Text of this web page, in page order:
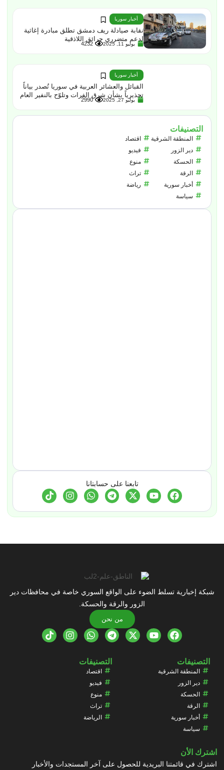
أخبار سوريا
نقابة صيادلة ريف دمشق تطلق مبادرة إغاثية
لدعم متضرري حرائق اللاذقية
يوليو 11, 2025 4232
أخبار سوريا
القبائل والعشائر العربية في سوريا تُصدر بياناً
تحذيرياً بشأن شرق الفرات وتلوّح بالنفير العام
يوليو 27, 2025 2990
التصنيفات
المنطقة الشرقية
دير الزور
الحسكة
الرقة
أخبار سورية
سياسة
اقتصاد
فيديو
منوع
تراث
رياضة
تابعنا على حسابتانا
شبكة إخبارية تسلط الضوء على الواقع السوري خاصة في محافظات دير
الزور والرقة والحسكة.
من نحن
التصنيفات
المنطقة الشرقية
دير الزور
الحسكة
الرقة
أخبار سورية
سياسة
التصنيفات
اقتصاد
فيديو
منوع
تراث
الرياضة
اشترك الأن
اشترك في قائمتنا البريدية للحصول على آخر المستجدات والأخبار